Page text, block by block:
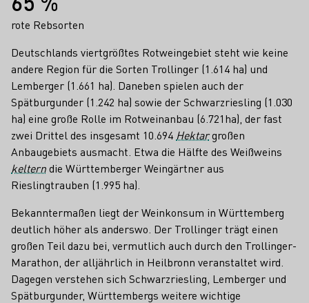
rote Rebsorten
Deutschlands viertgrößtes Rotweingebiet steht wie keine
andere Region für die Sorten Trollinger (1.614 ha) und
Lemberger (1.661 ha). Daneben spielen auch der
Spätburgunder (1.242 ha) sowie der Schwarzriesling (1.030
ha) eine große Rolle im Rotweinanbau (6.721ha), der fast
zwei Drittel des insgesamt 10.694 Hektargroßen
Anbaugebiets ausmacht. Etwa die Hälfte des Weißweins
kelterndie Württemberger Weingärtner aus
Rieslingtrauben (1.995 ha).
Bekanntermaßen liegt der Weinkonsum in Württemberg
deutlich höher als anderswo. Der Trollinger trägt einen
großen Teil dazu bei, vermutlich auch durch den Trollinger-
Marathon, der alljährlich in Heilbronn veranstaltet wird.
Dagegen verstehen sich Schwarzriesling, Lemberger und
Spätburgunder, Württembergs weitere wichtige